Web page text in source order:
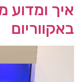
איך
באקווריום